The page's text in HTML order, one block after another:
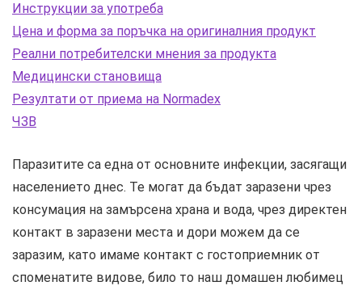
Инструкции за употреба
Цена и форма за поръчка на оригиналния продукт
Реални потребителски мнения за продукта
Медицински становища
Резултати от приема на Normadex
ЧЗВ
Паразитите са една от основните инфекции, засягащи
населението днес. Те могат да бъдат заразени чрез
консумация на замърсена храна и вода, чрез директен
контакт в заразени места и дори можем да се
заразим, като имаме контакт с гостоприемник от
споменатите видове, било то наш домашен любимец